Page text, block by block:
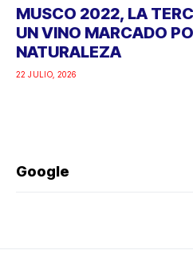
MUSCO 2022, LA
UN VINO MARCADO
NATURALEZA
22 JULIO, 2026
Google